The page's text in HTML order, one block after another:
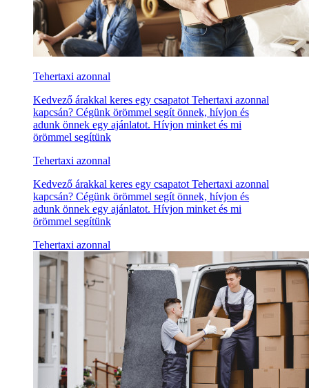
Tehertaxi azonnal
Kedvező árakkal keres egy csapatot Tehertaxi azonnal
kapcsán? Cégünk örömmel segít önnek, hívjon és
adunk önnek egy ajánlatot. Hívjon minket és mi
örömmel segítünk
Tehertaxi azonnal
Kedvező árakkal keres egy csapatot Tehertaxi azonnal
kapcsán? Cégünk örömmel segít önnek, hívjon és
adunk önnek egy ajánlatot. Hívjon minket és mi
örömmel segítünk
Tehertaxi azonnal